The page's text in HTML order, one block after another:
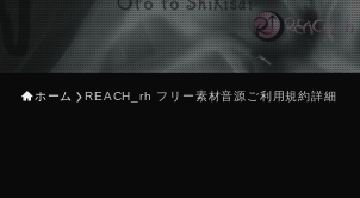
ホーム REACH_rh フリー素材音源ご利用規約詳細